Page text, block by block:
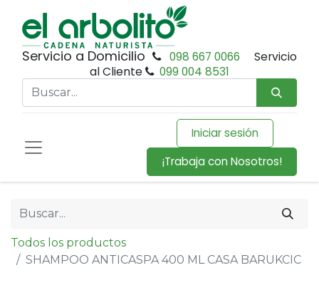
Servicio a Domicilio 098 667 0066
Servicio
al Cliente
099 004 8531
Iniciar sesión
¡Trabaja con Nosotros!
Todos los productos
SHAMPOO ANTICASPA 400 ML CASA BARUKCIC